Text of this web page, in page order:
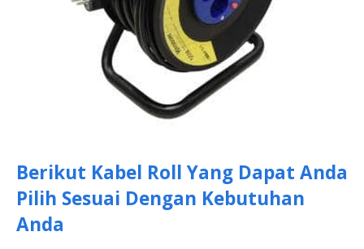
Berikut Kabel Roll Yang Dapat Anda
Pilih Sesuai Dengan Kebutuhan
Anda